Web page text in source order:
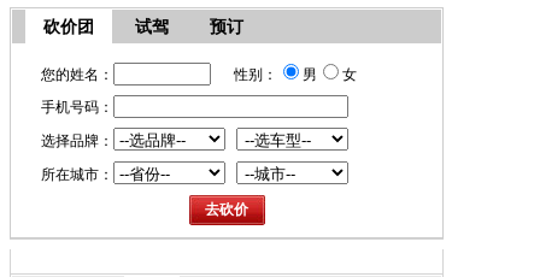
砍价团 试驾 预订
您的姓名： 性别： 男
女
手机号码：
选择品牌：
所在城市：